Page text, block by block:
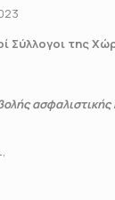
Σύλλογοι της
ασφαλιστικής